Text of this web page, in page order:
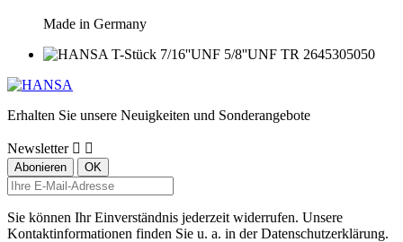
Made in Germany
Erhalten Sie unsere Neuigkeiten und Sonderangebote
Newsletter  
Sie können Ihr Einverständnis jederzeit widerrufen. Unsere
Kontaktinformationen finden Sie u. a. in der Datenschutzerklärung.